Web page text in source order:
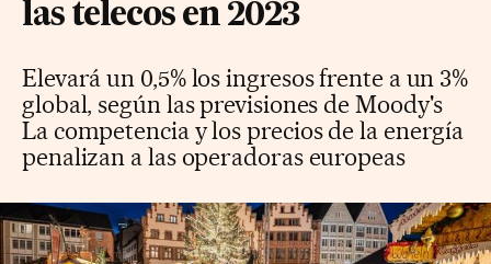
las telecos en 2023
Elevará un 0,5% los ingresos frente a un 3%
global, según las previsiones de Moody's
La competencia y los precios de la energía
penalizan a las operadoras europeas